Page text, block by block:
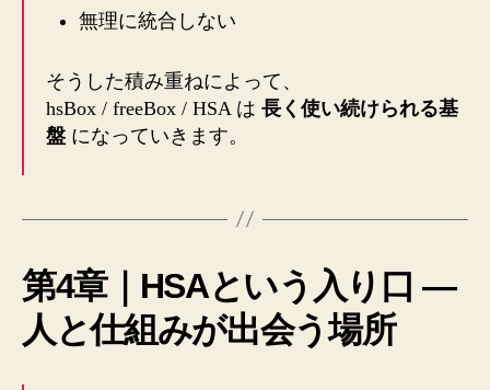
無理に統合しない
そうした積み重ねによって、
hsBox / freeBox / HSA は 長く使い続けられる基
盤 になっていきます。
第4章｜HSAという入り口 ―
人と仕組みが出会う場所